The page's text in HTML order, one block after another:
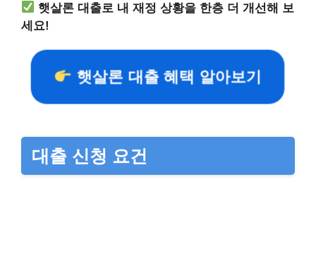
햇살론 대출로 내 재정 상황을 한층 더 개선해 보
세요!
햇살론 대출 혜택 알아보기
대출 신청 요건